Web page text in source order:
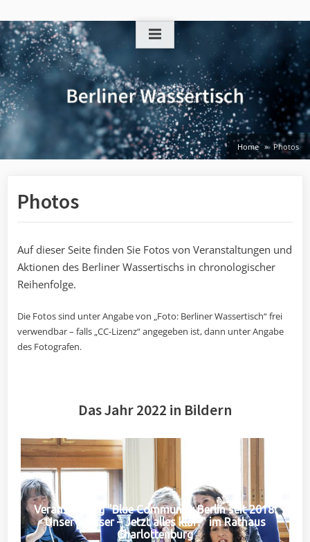
to
content
Home Photos
Photos
Auf dieser Seite finden Sie Fotos von Veranstaltungen und
Aktionen des Berliner Wassertischs in chronologischer
Reihenfolge.
Die Fotos sind unter Angabe von „Foto: Berliner Wassertisch“ frei
verwendbar – falls „CC-Lizenz“ angegeben ist, dann unter Angabe
des Fotografen.
Das Jahr 2022 in Bildern
Veranstaltung "Blue Community Berlin seit 2018:
Unser Wasser – Jetzt alles klar?" im Rathaus
Charlottenburg